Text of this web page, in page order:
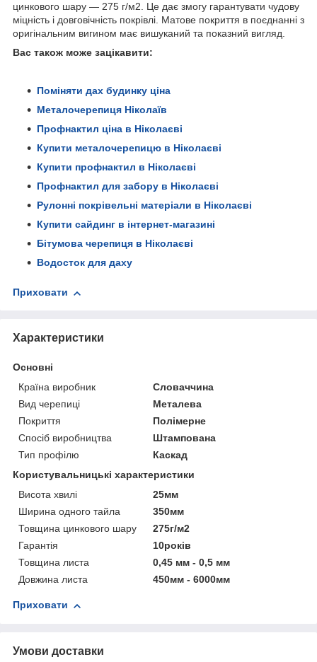
цинкового шару — 275 г/м2. Це дає змогу гарантувати чудову
міцність і довговічність покрівлі. Матове покриття в поєднанні з
оригінальним вигином має вишуканий та показний вигляд.
Вас також може зацікавити:
Поміняти дах будинку ціна
Металочерепиця Ніколаїв
Профнактил ціна в Ніколаєві
Купити металочерепицю в Ніколаєві
Купити профнактил в Ніколаєві
Профнактил для забору в Ніколаєві
Рулонні покрівельні матеріали в Ніколаєві
Купити сайдинг в інтернет-магазині
Бітумова черепиця в Ніколаєві
Водосток для даху
Приховати
Характеристики
Основні
Країна виробник
Словаччина
Вид черепиці
Металева
Покриття
Полімерне
Спосіб виробництва
Штампована
Тип профілю
Каскад
Користувальницькі характеристики
Висота хвилі
25мм
Ширина одного тайла
350мм
Товщина цинкового шару
275г/м2
Гарантія
10років
Товщина листа
0,45 мм - 0,5 мм
Довжина листа
450мм - 6000мм
Приховати
Умови доставки